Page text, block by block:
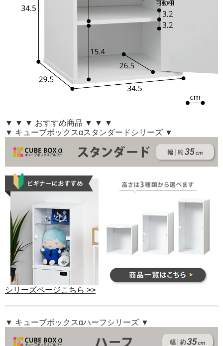
▼ ▼ ▼ おすすめ商品 ▼ ▼ ▼
▼ キューブボックスαスタンダードシリーズ ▼
シリーズページこちら >>
▼ キューブボックスαハーフシリーズ ▼